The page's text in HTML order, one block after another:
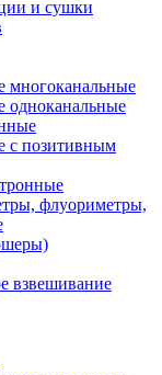
и сушки
многоканальные
одноканальные
с позитивным
флуориметры,
взвешивание